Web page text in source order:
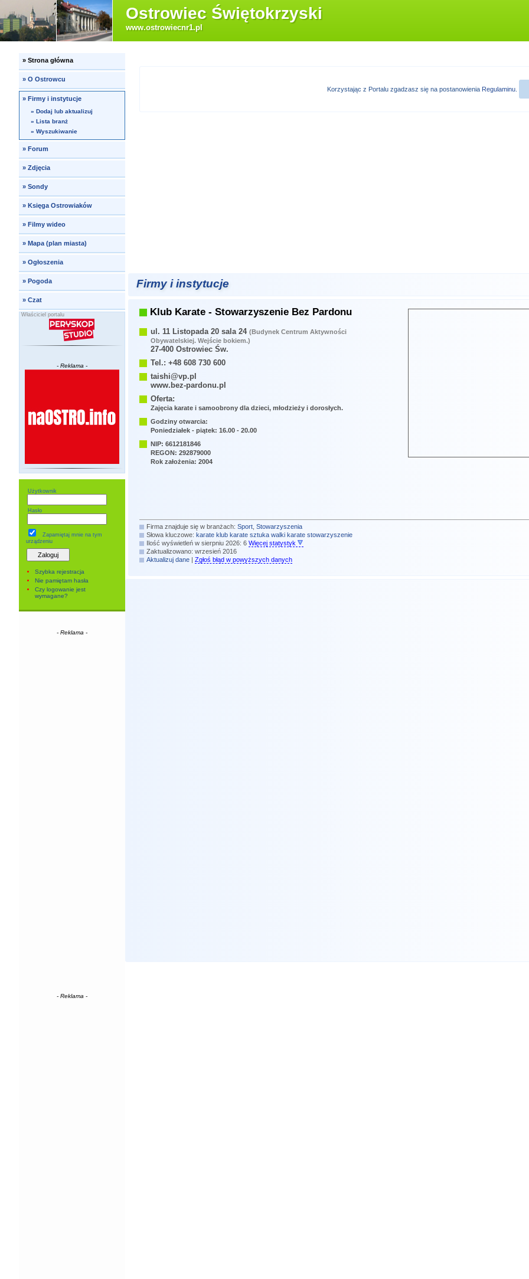
Ostrowiec Świętokrzyski
www.ostrowiecnr1.pl
» Strona główna
» O Ostrowcu
»Firmy i instytucje
» Dodaj lub aktualizuj
» Lista branż
» Wyszukiwanie
» Forum
» Zdjęcia
» Sondy
» Księga Ostrowiaków
» Filmy wideo
» Mapa (plan miasta)
» Ogłoszenia
» Pogoda
» Czat
Właściciel portalu
- Reklama -
Użytkownik
Hasło
Zapamiętaj mniena tym
urządzeniu
Szybka rejestracja
Nie pamiętam hasła
Czy logowanie jest
wymagane?
- Reklama -
- Reklama -
Korzystając z Portalu zgadzasz się na postanowienia Regulaminu
Firmy i instytucje
Klub Karate - Stowarzyszenie Bez Pardonu
ul. 11 Listopada 20 sala 24 (Budynek Centrum Aktywności
Obywatelskiej. Wejście bokiem.)
27-400 Ostrowiec Św.
Tel.: +48 608 730 600
taishi@vp.pl
www.bez-pardonu.pl
Oferta:
Zajęcia karate i samoobrony dla dzieci, młodzieży i dorosłych.
Godziny otwarcia:
Poniedziałek - piątek: 16.00 - 20.00
NIP: 6612181846
REGON: 292879000
Rok założenia: 2004
Firma znajduje się w branżach: Sport, Stowarzyszenia
Słowa kluczowe: karate klub karate sztuka walki karate stowarzyszenie
Ilość wyświetleń w sierpniu 2026: 6 Więcej statystyk
Zaktualizowano: wrzesień 2016
Aktualizuj dane| Zgłoś błąd w powyższych danych